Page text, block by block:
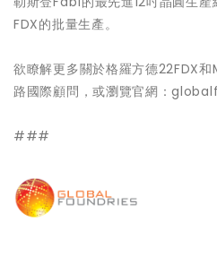
FDX的批量生產。
欲瞭解更多關於格羅方德22FDX
路國際顧問，或瀏覽官網：
###